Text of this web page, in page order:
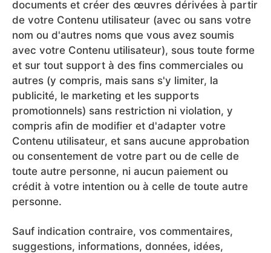
documents et créer des œuvres dérivées à partir
de votre Contenu utilisateur (avec ou sans votre
nom ou d'autres noms que vous avez soumis
avec votre Contenu utilisateur), sous toute forme
et sur tout support à des fins commerciales ou
autres (y compris, mais sans s'y limiter, la
publicité, le marketing et les supports
promotionnels) sans restriction ni violation, y
compris afin de modifier et d'adapter votre
Contenu utilisateur, et sans aucune approbation
ou consentement de votre part ou de celle de
toute autre personne, ni aucun paiement ou
crédit à votre intention ou à celle de toute autre
personne.
Sauf indication contraire, vos commentaires,
suggestions, informations, données, idées,